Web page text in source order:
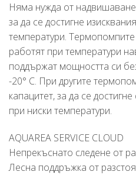
Няма нужда от
за да се достигне
температури.
работят при температури
поддържат мощността си
-20° C. При другите
капацитет, за да се
при ниски температури.
AQUAREA SERVICE CLOUD
Непрекъснато следене от
Лесна поддръжка от